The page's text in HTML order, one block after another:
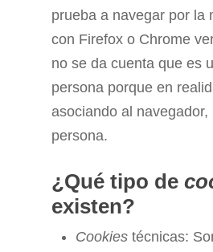
prueba a navegar por la
con Firefox o Chrome
no se da cuenta que es
persona porque en
asociando al navegador,
persona.
¿Qué tipo de
existen?
Cookies técnicas: